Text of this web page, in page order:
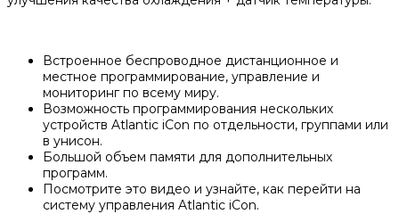
Встроенное беспроводное дистанционное и
местное программирование, управление и
мониторинг по всему миру.
Возможность программирования нескольких
устройств Atlantic iCon по отдельности, группами или
в унисон.
Большой объем памяти для дополнительных
программ.
Посмотрите это видео и узнайте, как перейти на
систему управления Atlantic iCon.